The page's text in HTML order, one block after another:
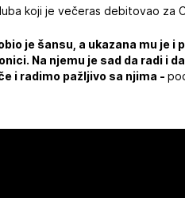
koji je večeras debitovao za
je šansu, a ukazana mu je
Na njemu je sad da radi i
i radimo pažljivo sa njima -